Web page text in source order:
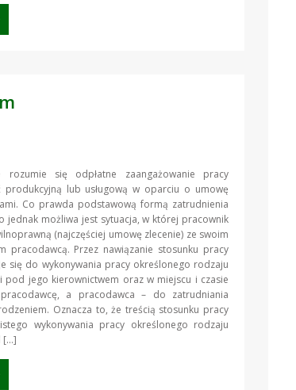
rozumie się odpłatne zaangażowanie pracy
produkcyjną lub usługową w oparciu o umowę
Co prawda podstawową formą zatrudnienia
jednak możliwa jest sytuacja, w której pracownik
(najczęściej umowę zlecenie) ze swoim
pracodawcą. Przez nawiązanie stosunku pracy
się do wykonywania pracy określonego rodzaju
pod jego kierownictwem oraz w miejscu i czasie
a pracodawca – do zatrudniania
Oznacza to, że treścią stosunku pracy
wykonywania pracy określonego rodzaju
[…]